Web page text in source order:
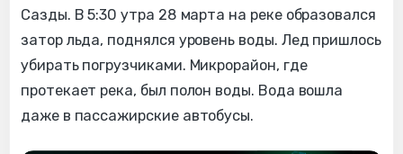
Сазды. В 5:30 утра 28 марта на реке образовался
затор льда, поднялся уровень воды. Лед пришлось
убирать погрузчиками. Микрорайон, где
протекает река, был полон воды. Вода вошла
даже в пассажирские автобусы.